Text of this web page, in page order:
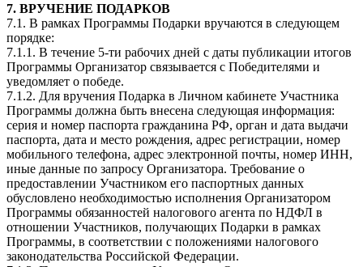
7. ВРУЧЕНИЕ ПОДАРКОВ
7.1. В рамках Программы Подарки вручаются в следующем
порядке:
7.1.1. В течение 5-ти рабочих дней с даты публикации итогов
Программы Организатор связывается с Победителями и
уведомляет о победе.
7.1.2. Для вручения Подарка в Личном кабинете Участника
Программы должна быть внесена следующая информация:
серия и номер паспорта гражданина РФ, орган и дата выдачи
паспорта, дата и место рождения, адрес регистрации, номер
мобильного телефона, адрес электронной почты, номер ИНН,
иные данные по запросу Организатора. Требование о
предоставлении Участником его паспортных данных
обусловлено необходимостью исполнения Организатором
Программы обязанностей налогового агента по НДФЛ в
отношении Участников, получающих Подарки в рамках
Программы, в соответствии с положениями налогового
законодательства Российской Федерации.